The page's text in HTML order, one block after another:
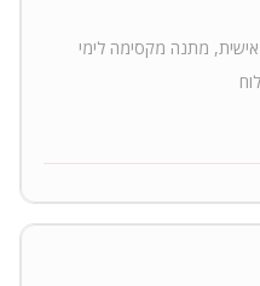
מתנה מקסימה לימי